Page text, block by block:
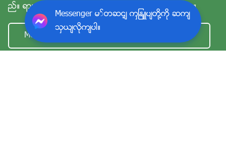
ည္။ ရားသခင္၏ ႏိုင္ငံေတာ္သို႔ သင္ဝင္ေရာက္ခ်င္ပါသလား။
Messenger မွတဆင့္ ကြၽန္ုပ္တို႔ကို ဆက္သြယ္လိုက္ပါ။
Messenger မှတဆင့် ကျွန်ုပ်တို့ကို ဆက်
သွယ်လိုက်ပါ။